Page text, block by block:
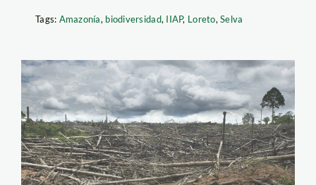
Tags: Amazonía, biodiversidad, IIAP, Loreto,Selva
deforestacion-
thomas-muller